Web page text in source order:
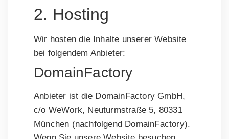
2. Hosting
Wir hosten die Inhalte unserer Website
bei folgendem Anbieter:
DomainFactory
Anbieter ist die DomainFactory GmbH,
c/o WeWork, Neuturmstraße 5, 80331
München (nachfolgend DomainFactory).